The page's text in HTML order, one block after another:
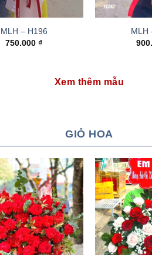
MLH – H196
750.000₫
MLH
Xem thêm mẫu
GIỎ HOA